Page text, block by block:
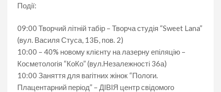
Події:
09:00 Творчий літній табір – Творча студія “Sweet Lana”
(вул. Василя Стуса, 13Б, пов. 2)
10:00 – 40% новому клієнту на лазерну епіляцію –
Косметологія “КоКо” (вул.Незалежності 36а)
10:00 Заняття для вагітних жінок “Пологи.
Плацентарний період” – ДІВІЯ центр свідомого